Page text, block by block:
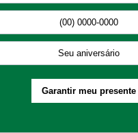
respirabilidade e
uma secagem rápida e
estético e elegância ao
durabilidade e resistência
com outras peças e